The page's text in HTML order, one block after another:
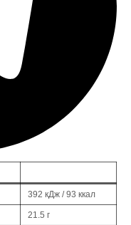
392 кДж / 93 ккал
21.5 г